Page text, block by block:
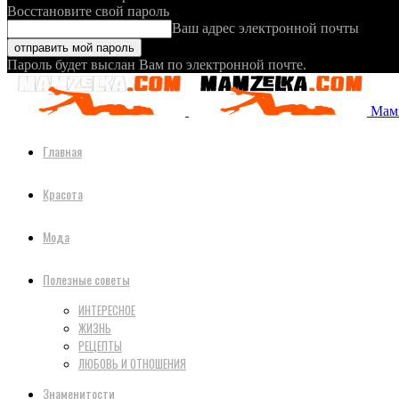
Восстановите свой пароль
Ваш адрес электронной почты
Пароль будет выслан Вам по электронной почте.
Главная
Красота
Мода
Полезные советы
ИНТЕРЕСНОЕ
ЖИЗНЬ
РЕЦЕПТЫ
ЛЮБОВЬ И ОТНОШЕНИЯ
Знаменитости